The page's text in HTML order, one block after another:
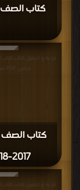
كتاب الصف
كتاب الصف
2017-2018, ملخص شامل PDF
شامل PDF مجانا | مكتبة >